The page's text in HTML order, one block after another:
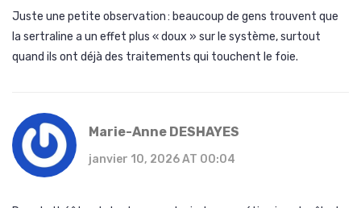
Juste une petite observation : beaucoup de gens trouvent que
la sertraline a un effet plus « doux » sur le système, surtout
quand ils ont déjà des traitements qui touchent le foie.
Marie-Anne DESHAYES
janvier 10, 2026 AT 00:04